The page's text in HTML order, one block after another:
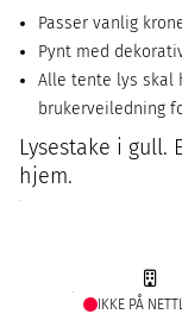
Passer vanlig
Pynt med
Alle tente lys skal
brukerveiledning
Lysestake i gull.
hjem.
IKKE PÅ